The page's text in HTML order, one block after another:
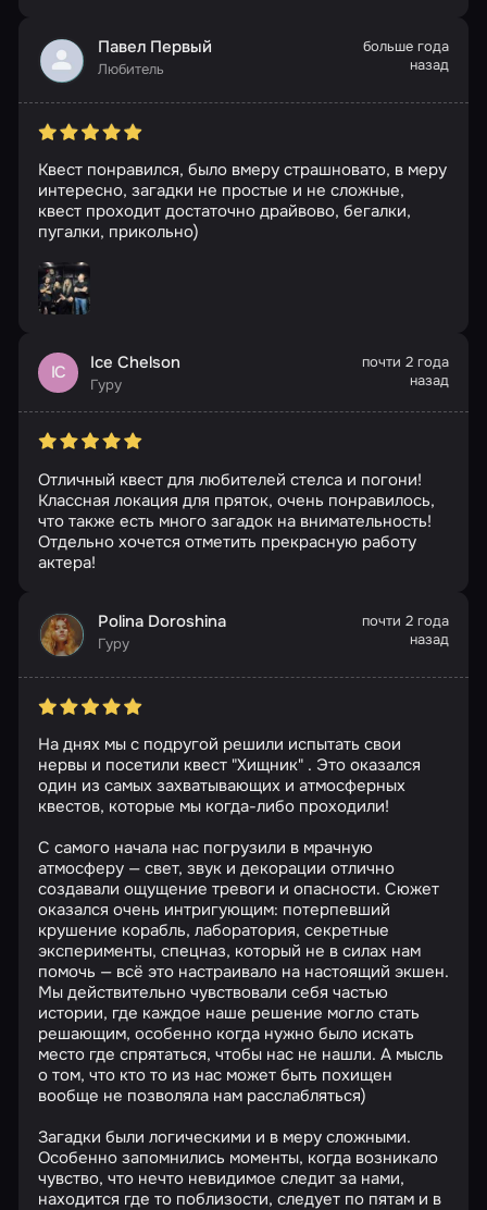
Павел Первый
Любитель
больше года
назад
Квест понравился, было вмеру страшновато, в меру
интересно, загадки не простые и не сложные,
квест проходит достаточно драйвово, бегалки,
пугалки, прикольно)
IC Ice Chelson
Гуру
почти 2 года
назад
Отличный квест для любителей стелса и погони!
Классная локация для пряток, очень понравилось,
что также есть много загадок на внимательность!
Отдельно хочется отметить прекрасную работу
актера!
Polina Doroshina
Гуру
почти 2 года
назад
На днях мы с подругой решили испытать свои
нервы и посетили квест "Хищник" . Это оказался
один из самых захватывающих и атмосферных
квестов, которые мы когда-либо проходили!
С самого начала нас погрузили в мрачную
атмосферу — свет, звук и декорации отлично
создавали ощущение тревоги и опасности. Сюжет
оказался очень интригующим: потерпевший
крушение корабль, лаборатория, секретные
эксперименты, спецназ, который не в силах нам
помочь — всё это настраивало на настоящий экшен.
Мы действительно чувствовали себя частью
истории, где каждое наше решение могло стать
решающим, особенно когда нужно было искать
место где спрятаться, чтобы нас не нашли. А мысль
о том, что кто то из нас может быть похищен
вообще не позволяла нам расслабляться)
Загадки были логическими и в меру сложными.
Особенно запомнились моменты, когда возникало
чувство, что нечто невидимое следит за нами,
находится где то поблизости, следует по пятам и в